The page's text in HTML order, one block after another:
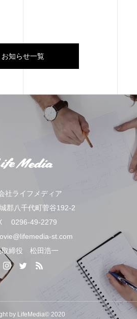
お知らせ一覧
社ライフメディア
郡八千代町菅谷192-2
0296-49-2279
st.com
取締役 松田浩一
by LifeMedia© 2020